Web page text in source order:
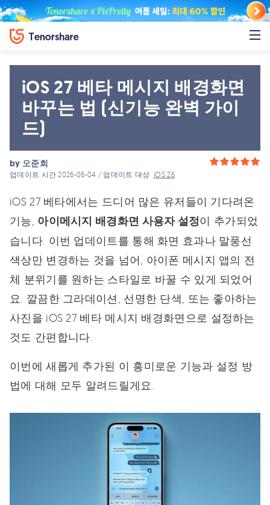
iOS 27 베타 메시지 배경화면
바꾸는 법 (신기능 완벽 가이
드)
by 오준희
업데이트 시간 2026-06-04 / 업데이트 대상iOS 26
iOS 27 베타에서는 드디어 많은 유저들이 기다려온
기능, 아이메시지 배경화면 사용자 설정이 추가되었
습니다. 이번 업데이트를 통해 화면 효과나 말풍선
색상만 변경하는 것을 넘어, 아이폰 메시지 앱의 전
체 분위기를 원하는 스타일로 바꿀 수 있게 되었어
요. 깔끔한 그라데이션, 선명한 단색, 또는 좋아하는
사진을 iOS 27 베타 메시지 배경화면으로 설정하는
것도 간편합니다.
이번에 새롭게 추가된 이 흥미로운 기능과 설정 방
법에 대해 모두 알려드릴게요.